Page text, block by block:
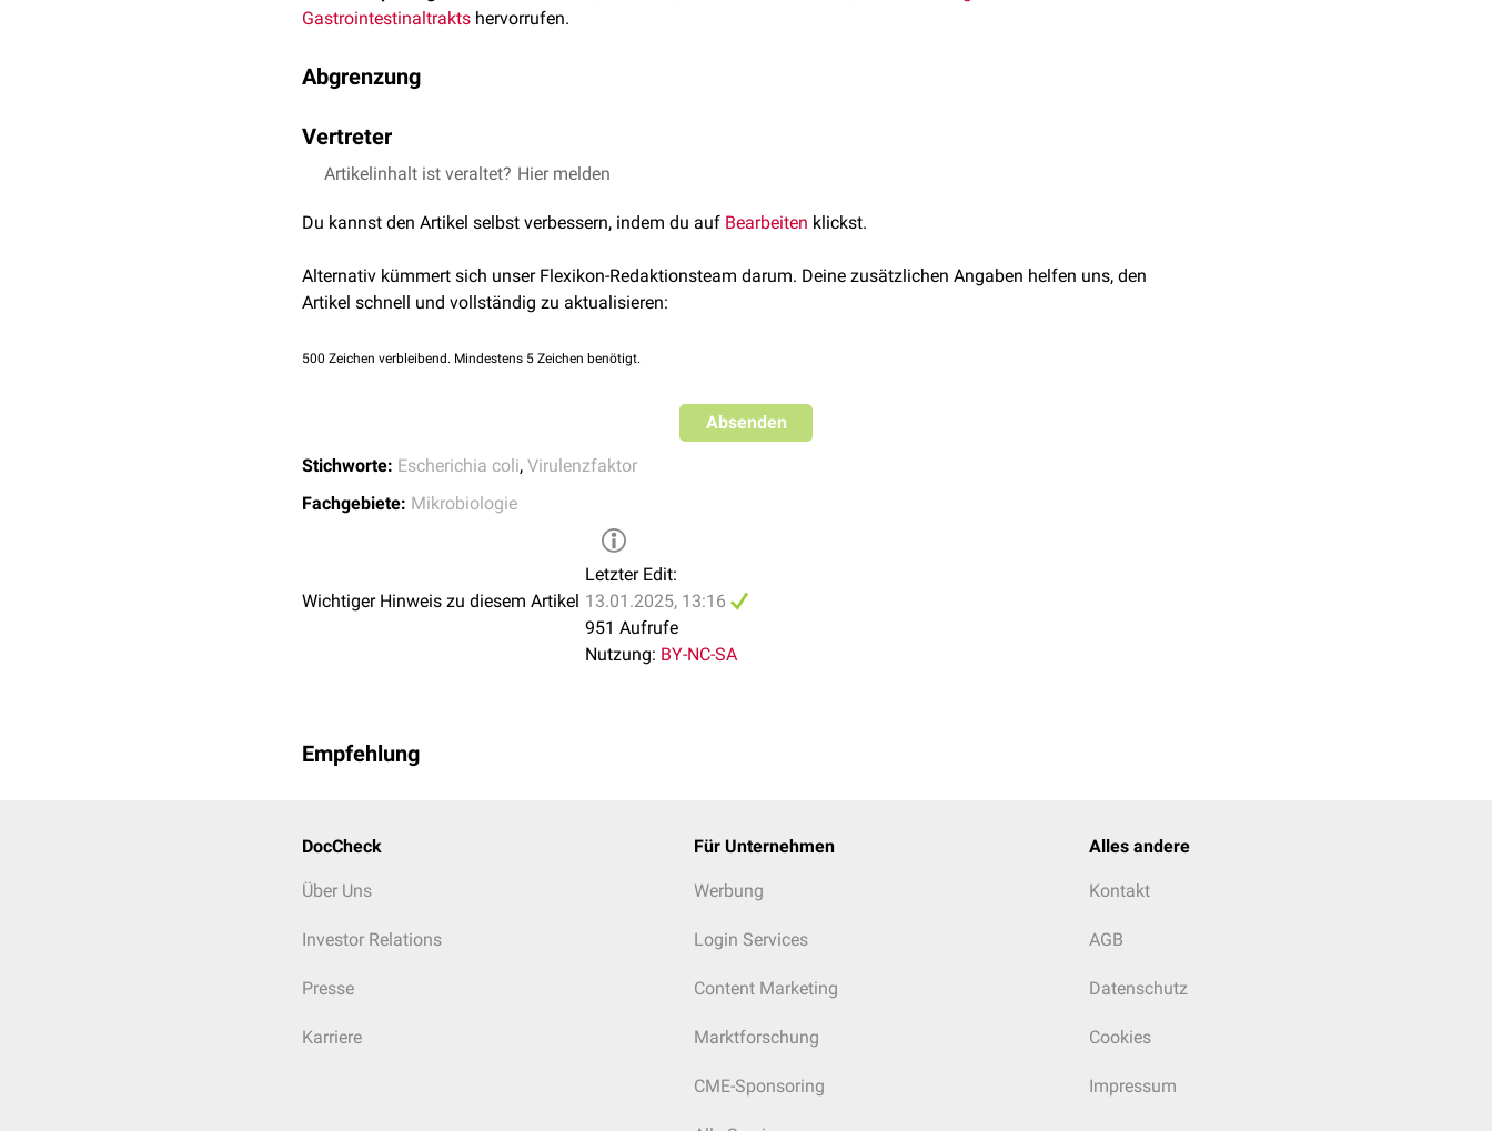
Gastrointestinaltrakts hervorrufen.
Abgrenzung
Vertreter
IPEC sind eine heterogeneGruppe von Bakterien, die unterschiedliche Darmerkrankungen auslösen können. Die
ETEC(enterotoxische Escherichia coli)
EIEC(enteroinvasive Escherichia coli)
EHEC(enterohämorrhagische Escherichia coli)
Artikelinhalt ist veraltet? Hier melden
Du kannst den Artikel selbst verbessern, indem du auf Bearbeiten klickst.
Alternativ kümmert sich unser Flexikon-Redaktionsteam darum. Deine zusätzlichen Angaben helfen uns, den
Artikel schnell und vollständig zu aktualisieren:
500 Zeichen verbleibend. Mindestens 5 Zeichen benötigt.
Absenden
Stichworte: Escherichia coli, Virulenzfaktor
Fachgebiete: Mikrobiologie
Wichtiger Hinweis zu diesem Artikel
Letzter Edit:
13.01.2025, 13:16
951 Aufrufe
Nutzung: BY-NC-SA
Empfehlung
DocCheck
Über Uns
Investor Relations
Presse
Karriere
Für Unternehmen
Werbung
Login Services
Content Marketing
Marktforschung
CME-Sponsoring
Alles andere
Kontakt
AGB
Datenschutz
Cookies
Impressum